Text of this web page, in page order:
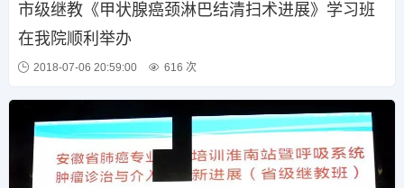
市级继教《甲状腺癌颈淋巴结清扫术进展》学习班
在我院顺利举办
2018-07-06 20:59:00 616 次